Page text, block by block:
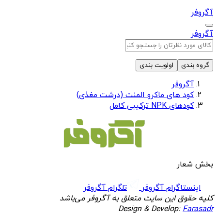
آگروفر
آگروفر
گروه بندی اولویت بندی
آگروفر
کود های ماکرو المنت (درشت مغذی)
کودهای NPK ترکیبی کامل
بخش شعار
اینستاگرام آگروفر
تلگرام آگروفر
کلیه حقوق این سایت متعلق به آگروفر می‌باشد
Design & Develop:Farasadr